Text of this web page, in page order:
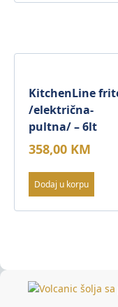
KitchenLine
/električna-
pultna/ – 6lt
358,00 KM
Dodaj u korpu